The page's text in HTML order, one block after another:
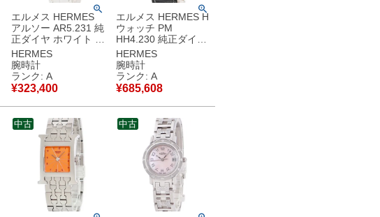
エルメス HERMES
アルソー AR5.231 純
正ダイヤ ホワイト シ
ェル アンリ・ドリニ
ー レディース 腕時計
クオーツ ホワイト
【中古】中古美品
HERMES
腕時計
ランク: A
¥323,400
エルメス HERMES H
ウォッチ PM
HH4.230 純正ダイヤ
オブシディアン 黒曜
石 レディース 腕時計
クオーツ ブラック
【中古】中古美品
HERMES
腕時計
ランク: A
¥685,608
中古 中古